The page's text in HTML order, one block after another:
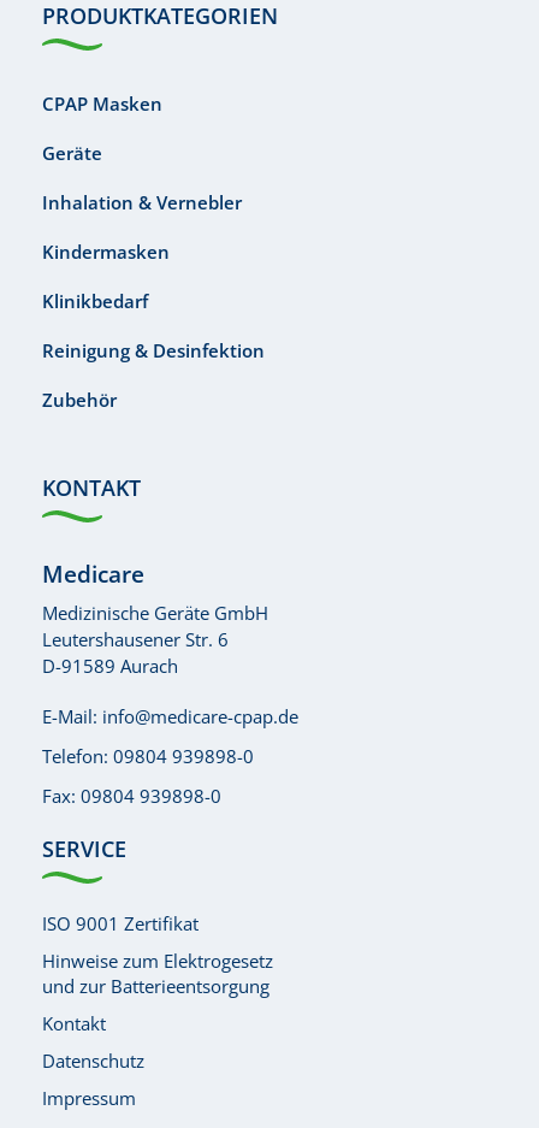
PRODUKTKATEGORIEN
CPAP Masken
Geräte
Inhalation & Vernebler
Kindermasken
Klinikbedarf
Reinigung & Desinfektion
Zubehör
KONTAKT
Medicare
Medizinische Geräte GmbH
Leutershausener Str. 6
D-91589 Aurach
E-Mail: info@medicare-cpap.de
Telefon: 09804 939898-0
Fax: 09804 939898-0
SERVICE
ISO 9001 Zertifikat
Hinweise zum Elektrogesetz
und zur Batterieentsorgung
Kontakt
Datenschutz
Impressum